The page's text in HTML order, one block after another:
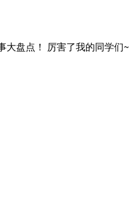
大盘点！ 厉害了我的同学们~